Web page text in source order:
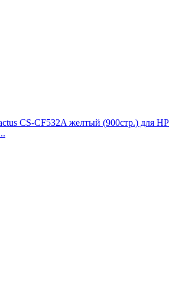
CS-CF532A желтый (900стр.) для HP